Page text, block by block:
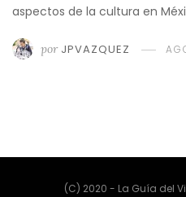
aspectos de la cultura en
por JPVAZQUEZ
(C) 2020 - La Guía del